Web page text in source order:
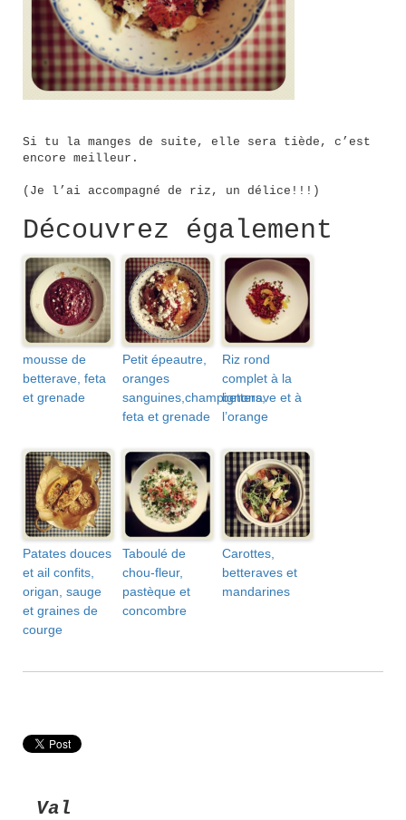
Si tu la manges de suite, elle sera tiède, c’est
encore meilleur.
(Je l’ai accompagné de riz, un délice!!!)
Découvrez également
mousse de
betterave, feta
et grenade
Petit épeautre,
oranges
sanguines,champignons,
feta et grenade
Riz rond
complet à la
betterave et à
l’orange
Patates douces
et ail confits,
origan, sauge
et graines de
courge
Taboulé de
chou-fleur,
pastèque et
concombre
Carottes,
betteraves et
mandarines
Val